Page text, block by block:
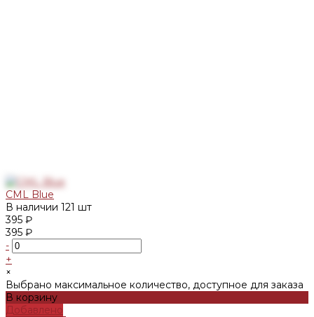
CML Blue
В наличии 121 шт
395 ₽
395 ₽
-
+
×
Выбрано максимальное количество, доступное для заказа
В корзину
Добавлено